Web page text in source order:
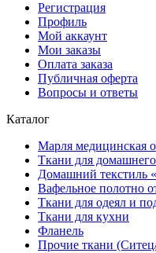
Регистрация
Профиль
Мой аккаунт
Мои заказы
Оплата заказа
Публичная оферта
Вопросы и ответы
Каталог
Марля медицинская
Ткани для домашнего
Домашний текстиль
Вафельное полотно
Ткани для одеял и
Ткани для кухни
Фланель
Прочие ткани